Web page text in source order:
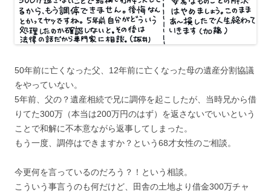
50年前に亡くなった父、12年前に亡くなった母の遺産分割協議
をやっていない。
5年前、父の？遺産相続で兄に調停を起こしたが、当時兄から借
りてた300万（本当は200万円のはず）を返さないでいいという
ことで和解に不本意ながら返事してしまった。
もう一度、調停はできますか？という68才女性のご相談。
今更何を言っているのだろう？！という相談。
こういう事言うのも何だけど、田舎の土地より借金300万チャ